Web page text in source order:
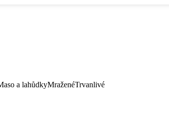
a lahůdkyMraženéTrvanlivé